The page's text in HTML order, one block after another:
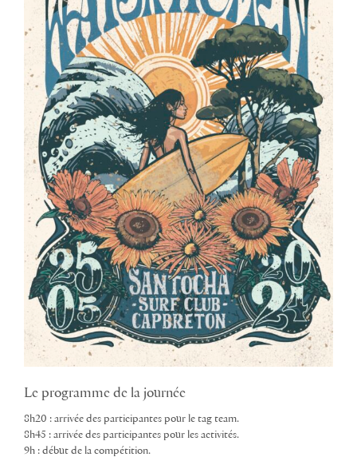
Le programme de la journée
8h20 : arrivée des participantes pour le tag team.
8h45 : arrivée des participantes pour les activités.
9h : début de la compétition.